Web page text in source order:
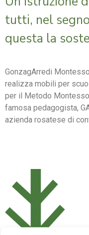
tutti, nel
questa la
GonzagArredi
realizza mobili per
per il Metodo
famosa pedagogista,
azienda rosatese di